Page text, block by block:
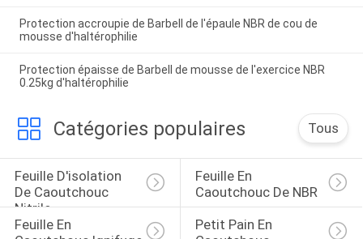
Protection accroupie de Barbell de l'épaule NBR de cou de
mousse d'haltérophilie
Protection épaisse de Barbell de mousse de l'exercice NBR
0.25kg d'haltérophilie
Catégories populaires Tous
Feuille D'isolation
De Caoutchouc
Nitrile
Feuille En
Caoutchouc De NBR
Feuille En
Petit Pain En